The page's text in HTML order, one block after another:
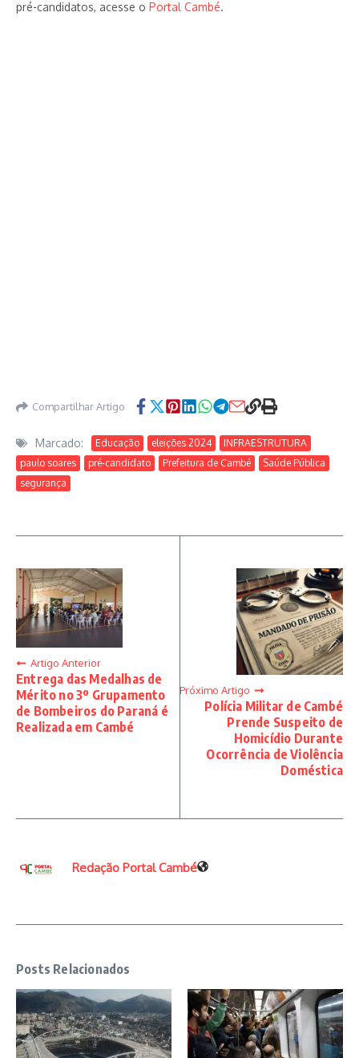
pré-candidatos, acesse o Portal Cambé.
Compartilhar Artigo
Marcado: Educação eleições 2024
INFRAESTRUTURA
paulo soares
pré-candidato Prefeitura de Cambé
Saúde Pública
segurança
Artigo Anterior
Entrega das Medalhas de
Mérito no 3º Grupamento
de Bombeiros do Paraná é
Realizada em Cambé
Próximo Artigo
Polícia Militar de Cambé
Prende Suspeito de
Homicídio Durante
Ocorrência de Violência
Doméstica
Redação Portal Cambé
Posts Relacionados